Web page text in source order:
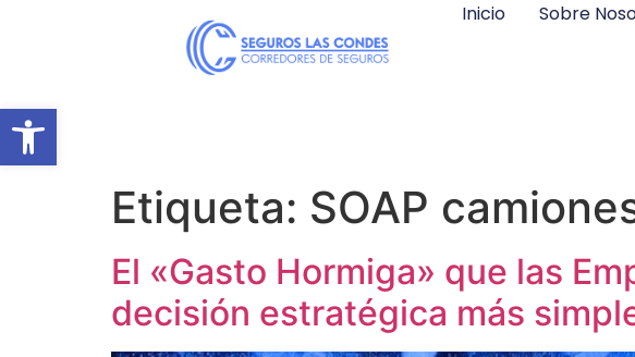
Abrir barra de herramientas
Inicio Sobre
Etiqueta: SOAP
El «Gasto Hormiga» que las
decisión estratégica más